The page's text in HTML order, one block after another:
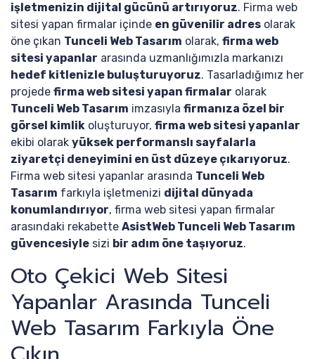
işletmenizin dijital gücünü artırıyoruz. Firma web
sitesi yapan firmalar içinde en güvenilir adres olarak
öne çıkan Tunceli Web Tasarım olarak, firma web
sitesi yapanlar arasında uzmanlığımızla markanızı
hedef kitlenizle buluşturuyoruz. Tasarladığımız her
projede firma web sitesi yapan firmalar olarak
Tunceli Web Tasarım imzasıyla firmanıza özel bir
görsel kimlik oluşturuyor, firma web sitesi yapanlar
ekibi olarak yüksek performanslı sayfalarla
ziyaretçi deneyimini en üst düzeye çıkarıyoruz.
Firma web sitesi yapanlar arasında Tunceli Web
Tasarım farkıyla işletmenizi dijital dünyada
konumlandırıyor, firma web sitesi yapan firmalar
arasındaki rekabette AsistWeb Tunceli Web Tasarım
güvencesiyle sizi bir adım öne taşıyoruz.
Oto Çekici Web Sitesi
Yapanlar Arasında Tunceli
Web Tasarım Farkıyla Öne